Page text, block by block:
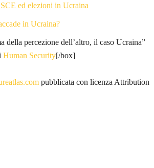
ed elezioni in Ucraina
in Ucraina?
della percezione dell’altro, il caso Ucraina”
Human Security[/box]
pubblicata con licenza Attribution